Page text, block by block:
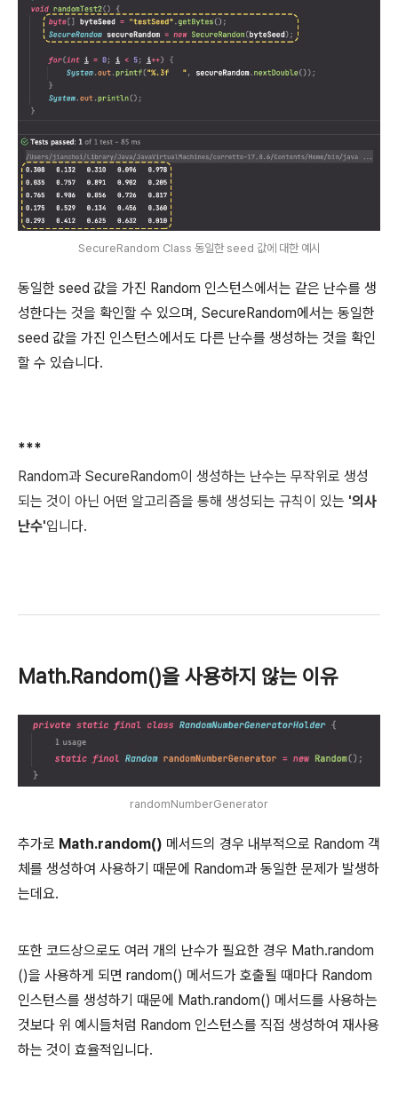
SecureRandom Class 동일한 seed 값에 대한 예시
동일한 seed 값을 가진 Random 인스턴스에서는 같은 난수를 생
성한다는 것을 확인할 수 있으며, SecureRandom에서는 동일한
seed 값을 가진 인스턴스에서도 다른 난수를 생성하는 것을 확인
할 수 있습니다.
***
Random과 SecureRandom이 생성하는 난수는 무작위로 생성
되는 것이 아닌 어떤 알고리즘을 통해 생성되는 규칙이 있는 '의사
난수'입니다.
Math.Random()을 사용하지 않는 이유
randomNumberGenerator
추가로 Math.random() 메서드의 경우 내부적으로 Random 객
체를 생성하여 사용하기 때문에 Random과 동일한 문제가 발생하
는데요.
또한 코드상으로도 여러 개의 난수가 필요한 경우 Math.random
()을 사용하게 되면 random() 메서드가 호출될 때마다 Random
인스턴스를 생성하기 때문에 Math.random() 메서드를 사용하는
것보다 위 예시들처럼 Random 인스턴스를 직접 생성하여 재사용
하는 것이 효율적입니다.